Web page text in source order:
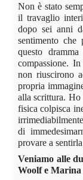
Non è stato
il travaglio
dopo sei anni
sentimento che
questo
compassione.
non riuscirono
propria
alla scrittura. Ho
fisica colpisca
di
provare a
Veniamo alle
Woolf e Marina